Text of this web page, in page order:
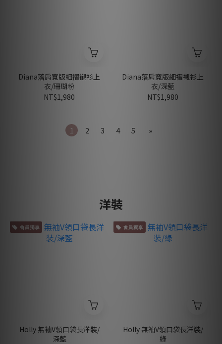
Diana落肩寬版細褶襯衫上
衣/珊瑚粉
NT$1,980
Diana落肩寬版細褶襯衫上
衣/深藍
NT$1,980
1 2 3 4 5 »
洋裝
會員獨享
Holly 無袖V領口袋長洋裝/
深藍
會員獨享
Holly 無袖V領口袋長洋裝/
綠